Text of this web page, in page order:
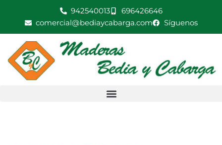
942540013
696426646
comercial@bediaycabarga.com
Síguenos